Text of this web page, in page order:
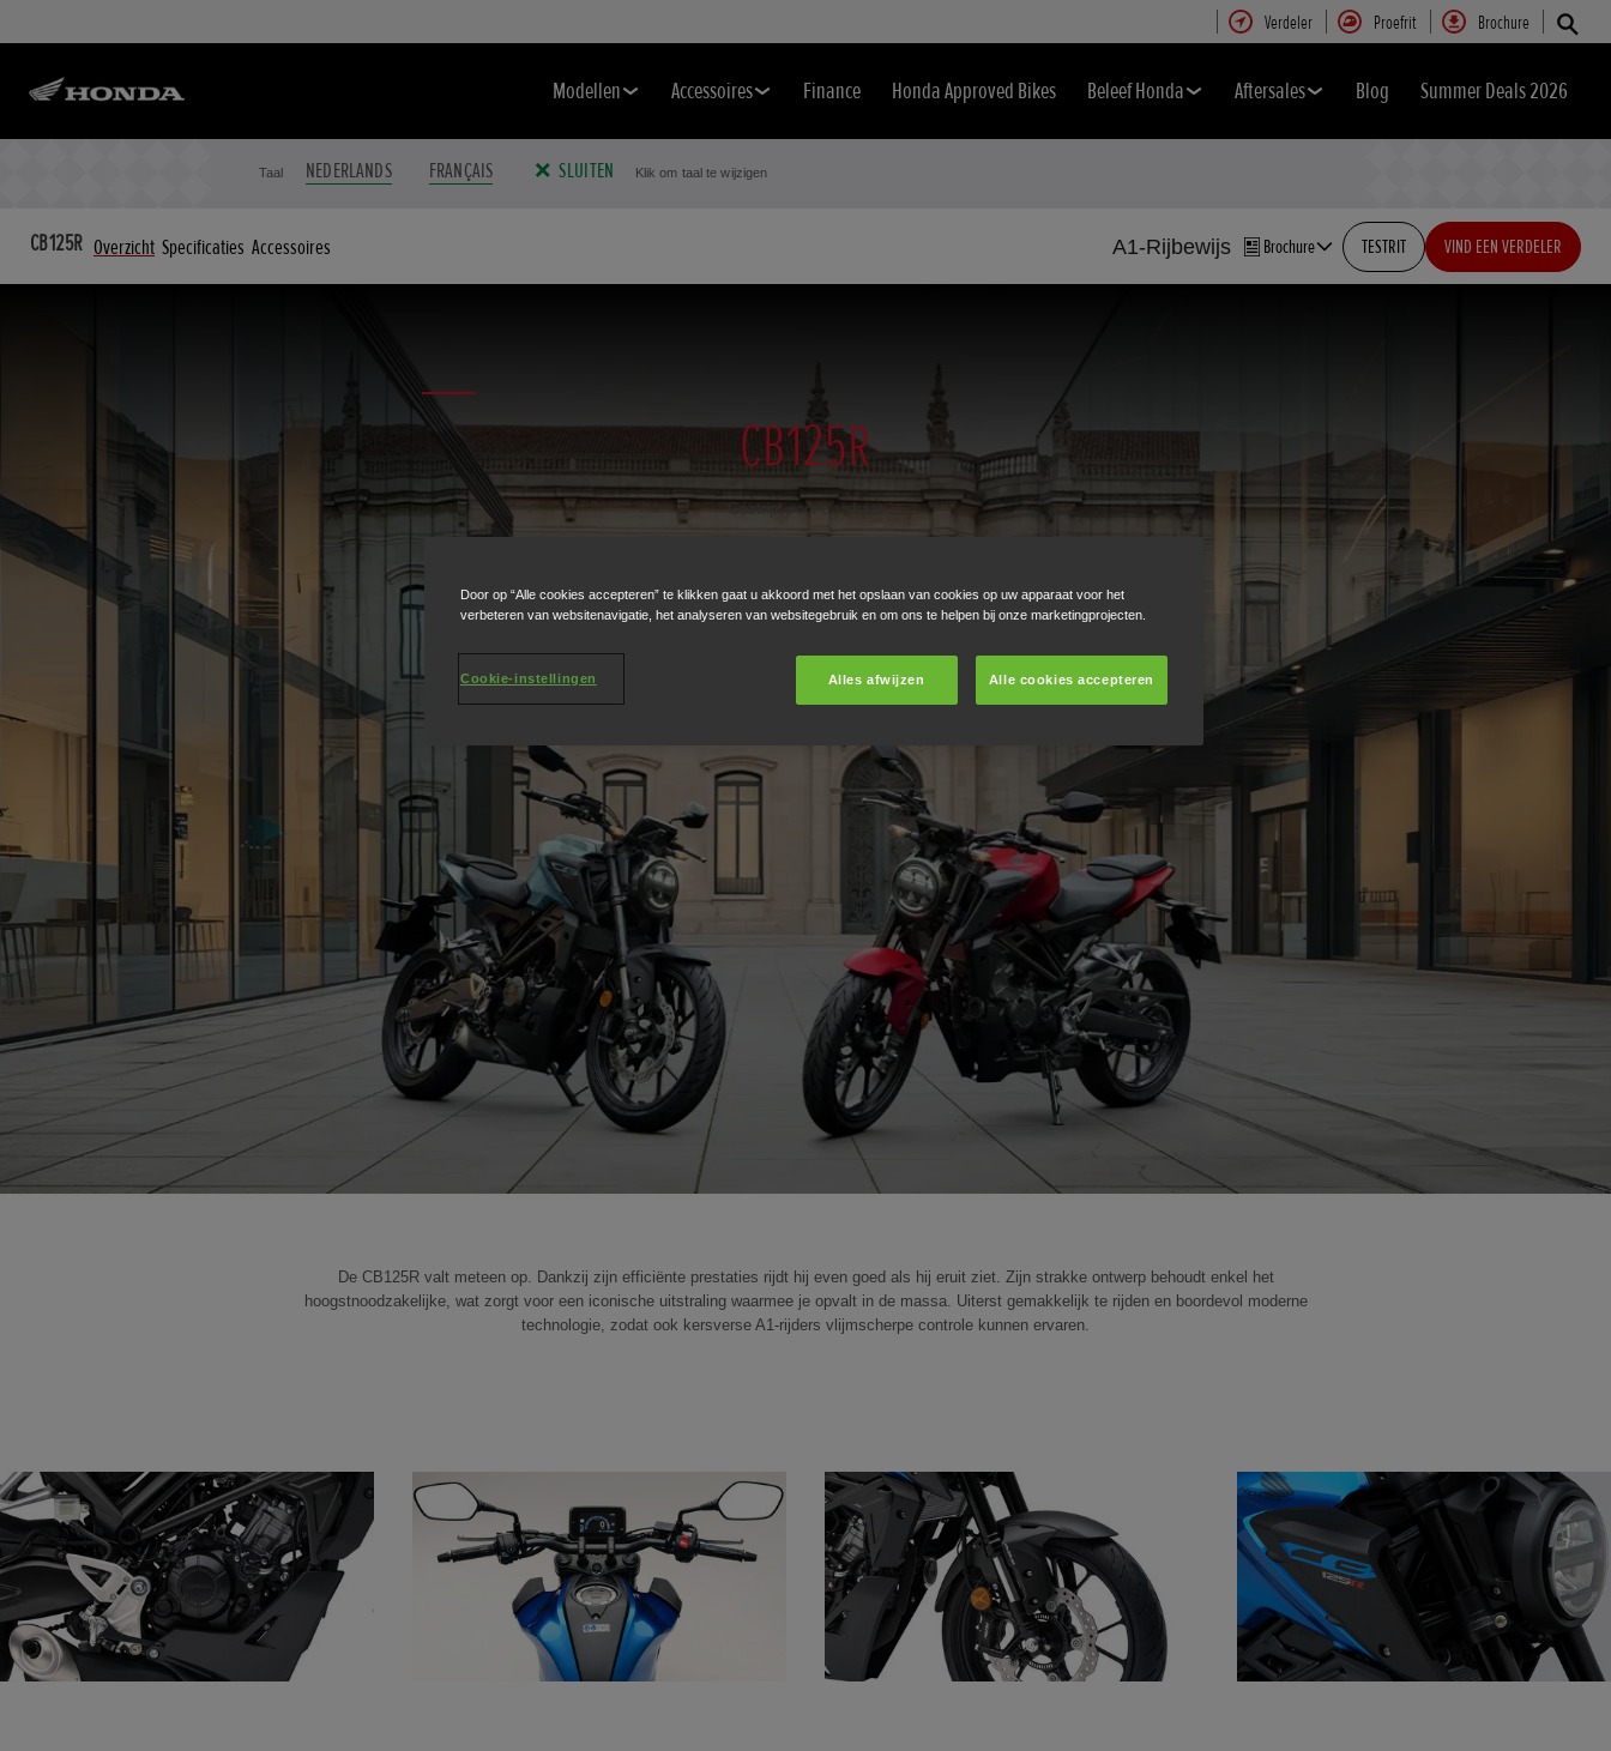
Verdeler Proefrit Brochure
Modellen Accessoires Finance Honda Approved Bikes Beleef Honda Aftersales Blog Summer Deals 2026
Taal NEDERLANDS FRANÇAIS SLUITEN Klik om taal te wijzigen
CB125R Overzicht Specificaties Accessoires A1-Rijbewijs Brochure TESTRIT VIND EEN VERDELER
CB125R
Gestript voor de straat
De CB125R valt meteen op. Dankzij zijn efficiënte prestaties rijdt hij even goed als hij eruit ziet. Zijn strakke ontwerp behoudt enkel het
hoogstnoodzakelijke, wat zorgt voor een iconische uitstraling waarmee je opvalt in de massa. Uiterst gemakkelijk te rijden en boordevol moderne
technologie, zodat ook kersverse A1-rijders vlijmscherpe controle kunnen ervaren.
Door op “Alle cookies accepteren” te klikken gaat u akkoord met het opslaan van cookies op uw apparaat voor het
verbeteren van websitenavigatie, het analyseren van websitegebruik en om ons te helpen bij onze marketingprojecten.
Alles afwijzen Alle cookies accepteren
Cookie-instellingen